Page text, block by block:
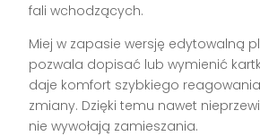
fali wchodzących.
Miej w zapasie wersję edytowalną
pozwala dopisać lub wymienić
daje komfort szybkiego
zmiany. Dzięki temu nawet
nie wywołają zamieszania.